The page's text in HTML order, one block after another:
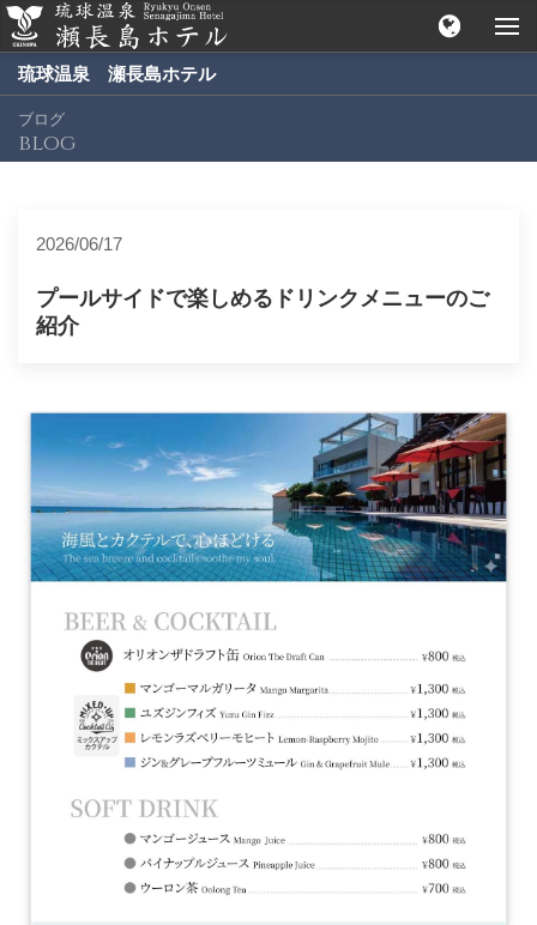
琉球温泉 瀬長島ホテル
ブログ
blog
2026/06/17
プールサイドで楽しめるドリンクメニューのご
紹介